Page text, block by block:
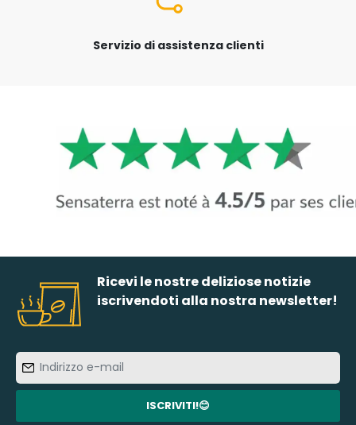
Servizio di assistenza clienti
Ricevi le nostre deliziose notizie
iscrivendoti alla nostra newsletter!
e-
mail
ISCRIVITI!😊